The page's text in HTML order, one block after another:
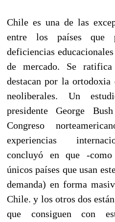
Chile es una de las
entre los países que
deficiencias
de mercado. Se
destacan por la ortodoxia
neoliberales. Un
presidente George
Congreso
experiencias
concluyó en que -
únicos países que usan
demanda) en forma
Chile. y los otros dos
que consiguen con